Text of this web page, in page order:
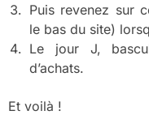
Puis revenez sur
le bas du site)
Le jour J,
d’achats.
Et voilà !